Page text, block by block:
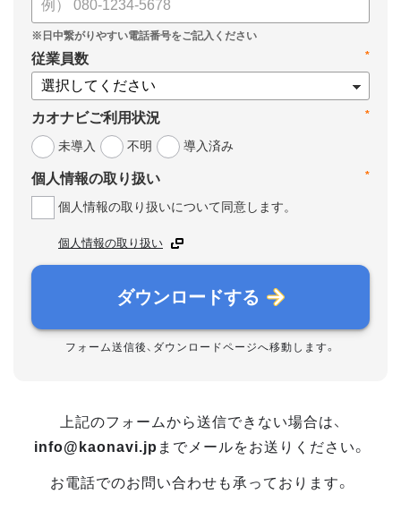
*
従業員数
*
カオナビご利用状況
未導入
不明 導入済み
*
個人情報の取り扱い
個人情報の取り扱いについて同意します。
個人情報の取り扱い
ダウンロードする
フォーム送信後、ダウンロードページへ移動します。
上記のフォームから送信できない場合は、
info@kaonavi.jp までメールをお送りください。
お電話でのお問い合わせも承っております。